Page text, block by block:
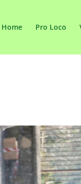
Home Pro Loco